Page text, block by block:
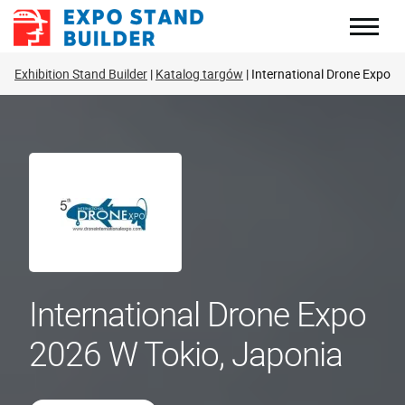
Skip
Exhibition Stand Builder Katalog targów International Drone Expo
International Drone Expo
2026 W Tokio, Japonia